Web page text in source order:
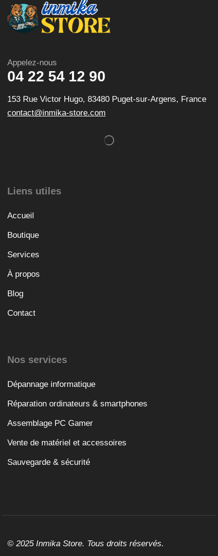
Appelez-nous
04 22 54 12 90
153 Rue Victor Hugo, 83480 Puget-sur-Argens, France
contact@inmika-store.com
Liens utiles
Accueil
Boutique
Services
À propos
Blog
Contact
Nos services
Dépannage informatique
Réparation ordinateurs & smartphones
Assemblage PC Gamer
Vente de matériel et accessoires
Sauvegarde & sécurité
© 2025 Inmika Store. Tous droits réservés.